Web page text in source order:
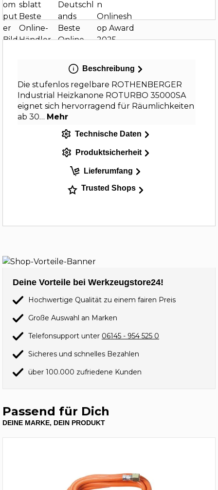
Beschreibung
Die stufenlos regelbare ROTHENBERGER
Industrial Heizkanone ROTURBO 35000SA
eignet sich hervorragend für Räumlichkeiten
ab 30… Mehr
Technische Daten
Produktsicherheit
Lieferumfang
Trusted Shops
Deine Vorteile bei Werkzeugstore24!
Hochwertige Qualität zu einem fairen Preis
Große Auswahl an Marken
Telefonsupport unter 06145 - 954 525 0
Sicheres und schnelles Bezahlen
über 100.000 zufriedene Kunden
Passend für Dich
DEINE MARKE, DEIN PRODUKT